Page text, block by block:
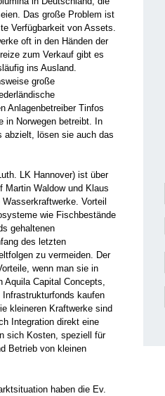
Das große Problem ist
Verfügbarkeit von Assets.
oft in den Händen der
zum Verkauf gibt es
ins Ausland.
große
Anlagenbetreiber Tinfos
in Norwegen betreibt. In
abzielt, lösen sie auch das
LK Hannover) ist über
Martin Waldow und Klaus
Vorteil
wie Fischbestände
gehaltenen
des letzten
zu vermeiden. Der
wenn man sie in
Aquila Capital Concepts,
Infrastrukturfonds kaufen
kleineren Kraftwerke sind
Integration direkt eine
sich Kosten, speziell für
Betrieb von kleinen
haben die Ev.